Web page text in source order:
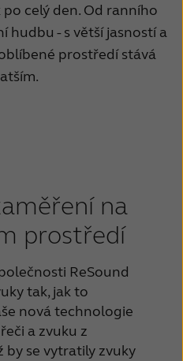
Suisse
Sverige
celý den. Od ranního
hudbu - s větší jasností a
prostředí stává
na
prostředí
ReSound
tak, jak to
nová technologie
a zvuku z
by se vytratily zvuky